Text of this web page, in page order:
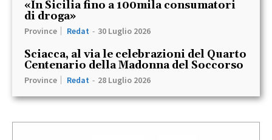
«In Sicilia fino a 100mila consumatori
di droga»
Province Redat - 30 Luglio 2026
Sciacca, al via le celebrazioni del Quarto
Centenario della Madonna del Soccorso
Province Redat - 28 Luglio 2026